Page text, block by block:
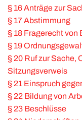
§ 16 Anträge zur
§ 17 Abstimmung
§ 18 Fragerecht
§ 19
§ 20 Ruf zur Sache,
Sitzungsverweis
§ 21 Einspruch
§ 22 Bildung von
§ 23 Beschlüsse